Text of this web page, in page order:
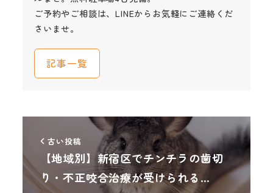
ご予約やご相談は、LINEからお気軽にご連絡くだ
さいませ。
記事一覧
古い投稿
【地域別】新宿区でチンチラの歯切
り・不正咬合治療が受けられる…